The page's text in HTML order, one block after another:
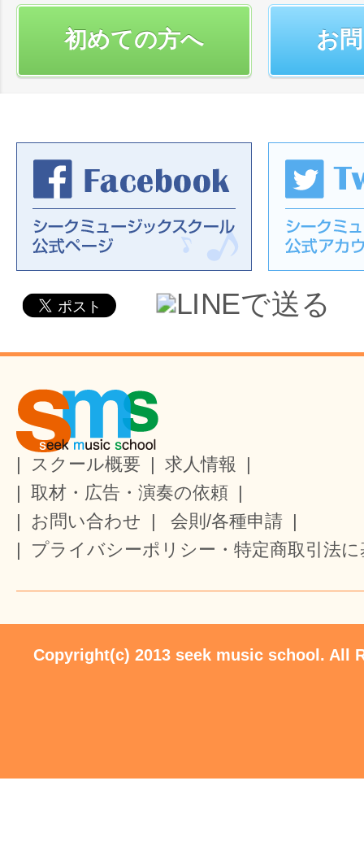
初めての方へ お
| スクール概要 | 求人情報
|
| 取材・広告・演奏の依頼 |
| お問い合わせ | 会則/各種申請 |
|
プライバシーポリシー・特定商取引法
Copyright(c) 2013 seek music school. All